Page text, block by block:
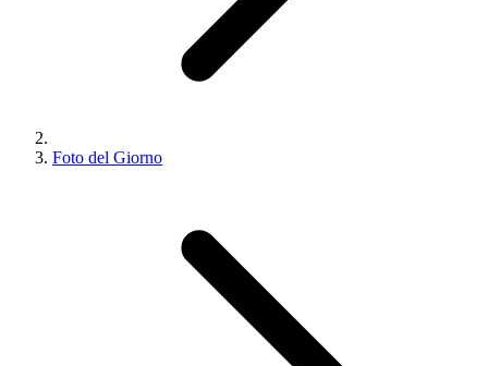
Foto del Giorno